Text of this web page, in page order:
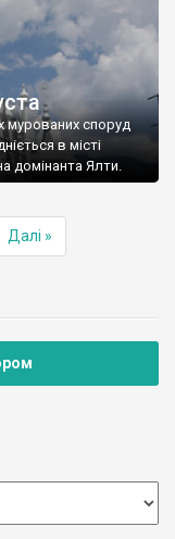
мурованих споруд
в місті
домінанта Ялти.
Далі »